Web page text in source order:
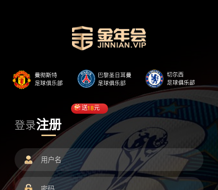
登录注册
送18元